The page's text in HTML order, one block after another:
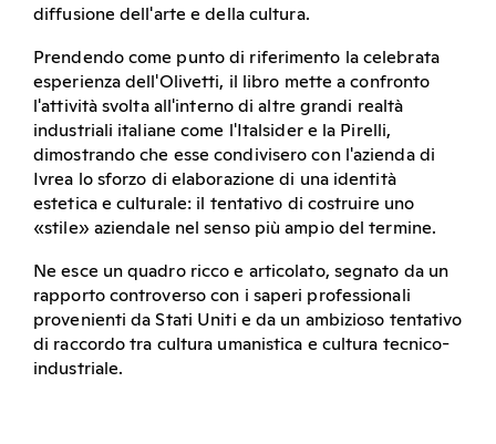
diffusione dell'arte e della cultura.
Prendendo come punto di riferimento la celebrata
esperienza dell'Olivetti, il libro mette a confronto
l'attività svolta all'interno di altre grandi realtà
industriali italiane come l'Italsider e la Pirelli,
dimostrando che esse condivisero con l'azienda di
Ivrea lo sforzo di elaborazione di una identità
estetica e culturale: il tentativo di costruire uno
«stile» aziendale nel senso più ampio del termine.
Ne esce un quadro ricco e articolato, segnato da un
rapporto controverso con i saperi professionali
provenienti da Stati Uniti e da un ambizioso tentativo
di raccordo tra cultura umanistica e cultura tecnico-
industriale.